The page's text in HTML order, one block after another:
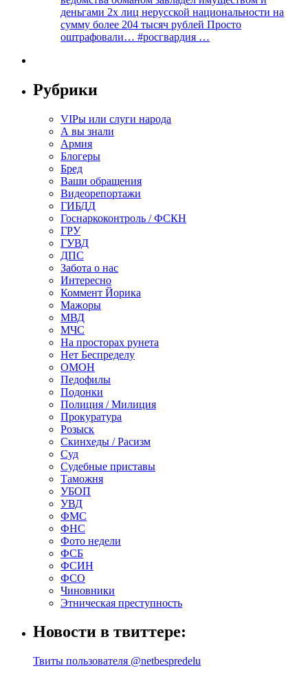
деньгами 2х лиц нерусской национальности на
сумму более 204 тысяч рублей Просто
оштрафовали… #росгвардия …
Рубрики
VIPы или слуги народа
А вы знали
Армия
Блогеры
Бред
Ваши обращения
Видеорепортажи
ГИБДД
Госнаркоконтроль / ФСКН
ГРУ
ГУВД
ДПС
Забота о нас
Интересно
Коммент Йорика
Мажоры
МВД
МЧС
На просторах рунета
Нет Беспределу
ОМОН
Педофилы
Подонки
Полиция / Милиция
Прокуратура
Розыск
Скинхеды / Расизм
Суд
Судебные приставы
Таможня
УБОП
УВД
ФМС
ФНС
Фото недели
ФСБ
ФСИН
ФСО
Чиновники
Этническая преступность
Новости в твиттере:
Твиты пользователя @netbespredelu